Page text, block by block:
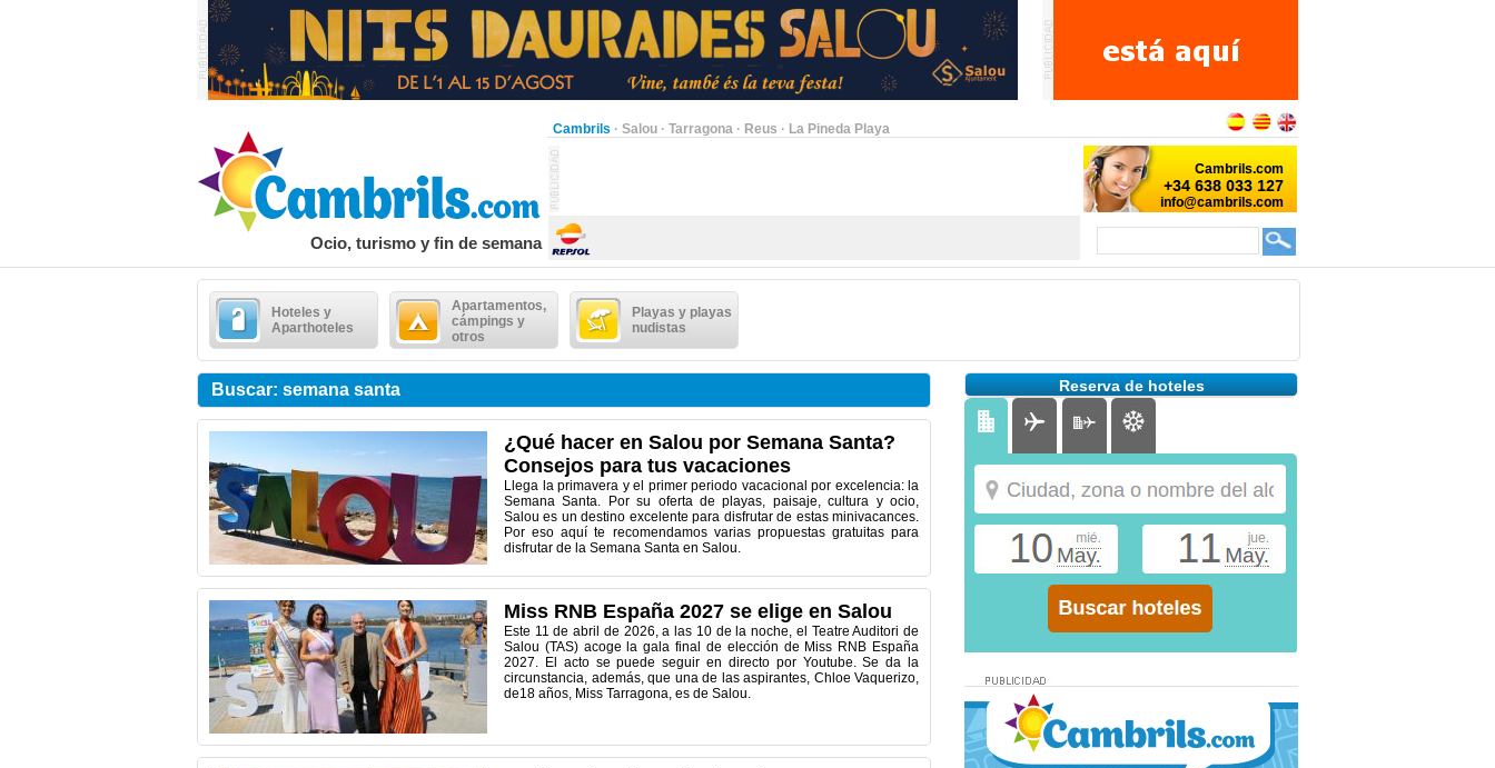
Cambrils · Salou · Tarragona · Reus · La Pineda Playa
Ocio, turismo y fin de semana
Hoteles y
Aparthoteles
Apartamentos,
cámpings y
otros
Playas y playas
nudistas
Buscar: semana santa
¿Qué hacer en Salou por Semana Santa?
Consejos para tus vacaciones
Llega la primavera y el primer periodo vacacional por excelencia: la
Semana Santa. Por su oferta de playas, paisaje, cultura y ocio,
Salou es un destino excelente para disfrutar de estas minivacances.
Por eso aquí te recomendamos varias propuestas gratuitas para
disfrutar de la Semana Santa en Salou.
Miss RNB España 2027 se elige en Salou
Este 11 de abril de 2026, a las 10 de la noche, el Teatre Auditori de
Salou (TAS) acoge la gala final de elección de Miss RNB España
2027. El acto se puede seguir en directo por Youtube. Se da la
circunstancia, además, que una de las aspirantes, Chloe Vaquerizo,
de18 años, Miss Tarragona, es de Salou.
Reserva de hoteles